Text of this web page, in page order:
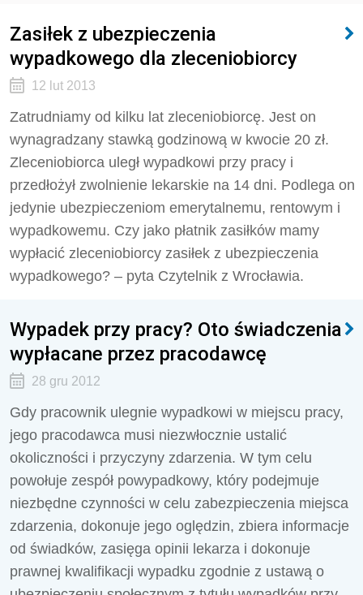
Zasiłek z ubezpieczenia
wypadkowego dla zleceniobiorcy
12 lut 2013
Zatrudniamy od kilku lat zleceniobiorcę. Jest on
wynagradzany stawką godzinową w kwocie 20 zł.
Zleceniobiorca uległ wypadkowi przy pracy i
przedłożył zwolnienie lekarskie na 14 dni. Podlega on
jedynie ubezpieczeniom emerytalnemu, rentowym i
wypadkowemu. Czy jako płatnik zasiłków mamy
wypłacić zleceniobiorcy zasiłek z ubezpieczenia
wypadkowego? – pyta Czytelnik z Wrocławia.
Wypadek przy pracy? Oto świadczenia
wypłacane przez pracodawcę
28 gru 2012
Gdy pracownik ulegnie wypadkowi w miejscu pracy,
jego pracodawca musi niezwłocznie ustalić
okoliczności i przyczyny zdarzenia. W tym celu
powołuje zespół powypadkowy, który podejmuje
niezbędne czynności w celu zabezpieczenia miejsca
zdarzenia, dokonuje jego oględzin, zbiera informacje
od świadków, zasięga opinii lekarza i dokonuje
prawnej kwalifikacji wypadku zgodnie z ustawą o